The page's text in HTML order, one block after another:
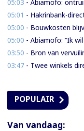
05:03 - Abiamofo: ontruiming
05:01 - Hakrinbank-directeur:
05:00 - Bouwkosten blijven
05:00 - Abiamofo: “Ik wil niet
03:50 - Bron van vervuiling
03:47 - Twee winkels direct
POPULAIR
Van vandaag: